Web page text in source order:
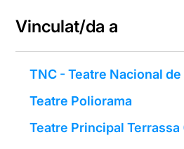
Vinculat/da a
TNC - Teatre Nacional
Teatre Poliorama
Teatre Principal Terrassa